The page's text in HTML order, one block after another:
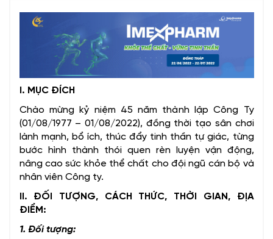
I. MỤC ĐÍCH
Chào mừng kỷ niệm 45 năm thành lập Công Ty
(01/08/1977 – 01/08/2022), đồng thời tạo sân chơi
lành mạnh, bổ ích, thúc đẩy tinh thần tự giác, từng
bước hình thành thói quen rèn luyện vận động,
nâng cao sức khỏe thể chất cho đội ngũ cán bộ và
nhân viên Công ty.
II. ĐỐI TƯỢNG, CÁCH THỨC, THỜI GIAN, ĐỊA
ĐIỂM:
1. Đối tượng: